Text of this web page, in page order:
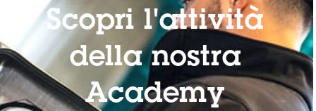
Scopri l'attività
della nostra
Academy